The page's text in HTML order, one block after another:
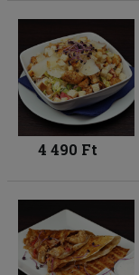
4 490 Ft